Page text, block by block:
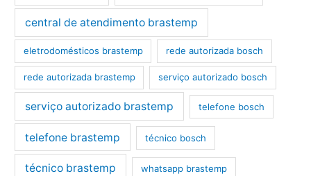
central de atendimento brastemp
eletrodomésticos brastemp rede autorizada bosch
rede autorizada brastemp serviço autorizado bosch
serviço autorizado brastemp telefone bosch
telefone brastemp técnico bosch
técnico brastemp whatsapp brastemp